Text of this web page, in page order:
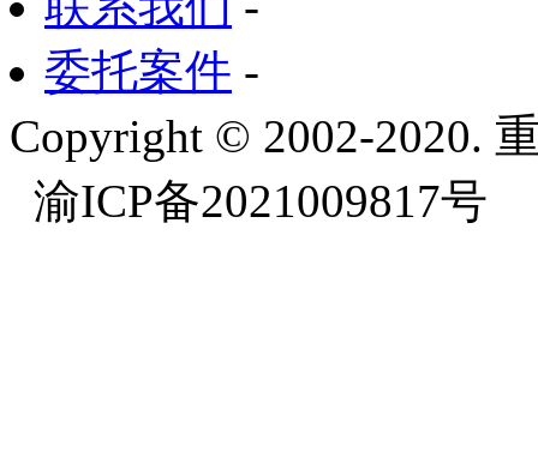
委托案件 -
Copyright © 2002-2020.
渝ICP备2021009817号